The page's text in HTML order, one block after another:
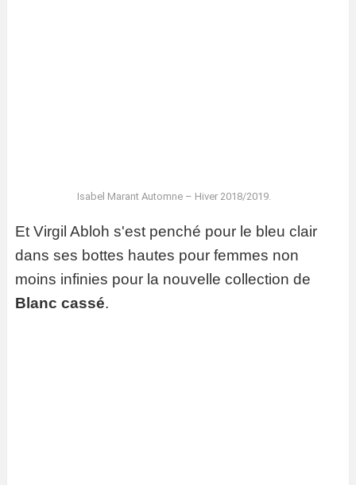
Isabel Marant Automne – Hiver 2018/2019.
Et Virgil Abloh s'est penché pour le bleu clair
dans ses bottes hautes pour femmes non
moins infinies pour la nouvelle collection de
Blanc cassé.